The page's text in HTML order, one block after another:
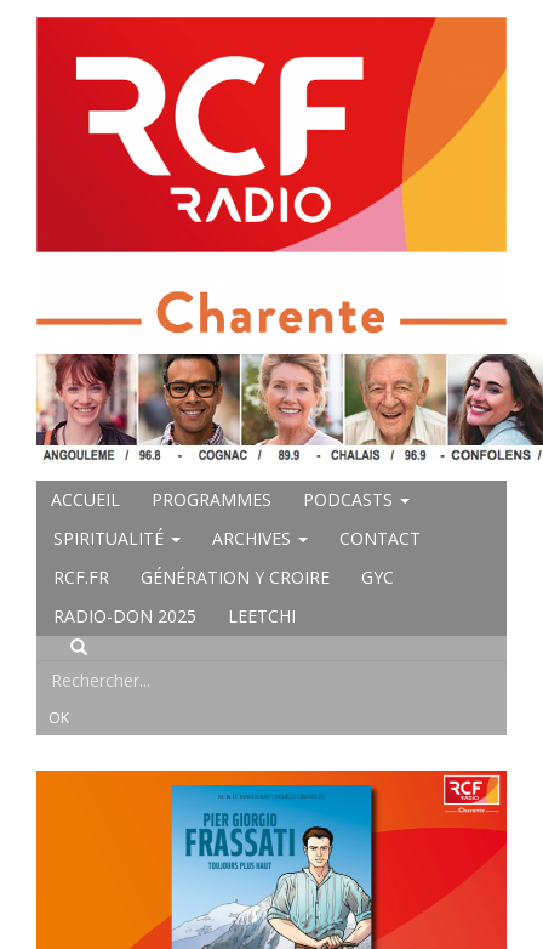
ACCUEIL PROGRAMMES
PODCASTS
SPIRITUALITÉ
ARCHIVES
CONTACT
RCF.FR
GÉNÉRATION Y CROIRE
GYC
RADIO-DON 2025
LEETCHI